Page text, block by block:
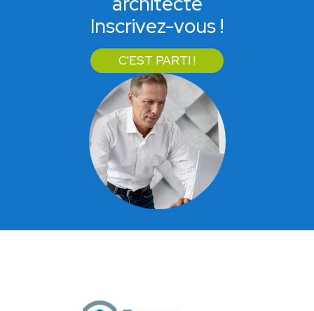
Inscrivez-vous !
C'EST PARTI !